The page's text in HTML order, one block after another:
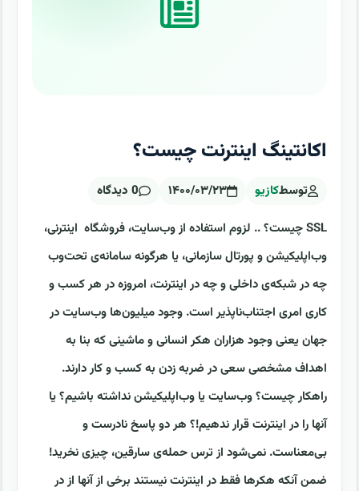
اکانتینگ اینترنت چیست؟
توسطکازیو ۱۴۰۰/۰۳/۲۳ 0 دیدگاه
SSL چیست؟ .. لزوم استفاده از وب‌سایت، فروشگاه اینترنی،
وب‌اپلیکیشن و پورتال سازمانی، یا هرگونه سامانه‌ی تحت‌وب
چه در شبکه‌ی داخلی و چه در اینترنت، امروزه در هر کسب و
کاری امری اجتناب‌ناپذیر است. وجود میلیون‌ها وب‌سایت در
جهان یعنی وجود هزاران هکر انسانی و ماشینی که بنا به
اهداف مشخصی سعی در ضربه زدن به کسب و کار دارند.
راهکار چیست؟ وب‌سایت یا وب‌اپلیکیشن نداشته باشیم؟ یا
آنها را در اینترنت قرار ندهیم!؟ هر دو پاسخ نادرست و
بی‌معناست. نمی‌شود از ترس حمله‌ی سارقین، چیزی نخرید!
ضمن آنکه هکرها فقط در اینترنت نیستند برخی از آنها از در